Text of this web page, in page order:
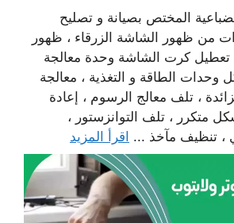
المختص بصيانة و تصليح
من ظهور الشاشة الزرقاء ، ظهور
تعطيل كرت الشاشة وحدة معالجة
وحدات الطاقة و التغذية ، معالجة
، تلف معالج الرسوم ، إعادة
متكرر ، تلف التوانزستور ،
، تنظيف مآخذ ... اقرأ المزيد